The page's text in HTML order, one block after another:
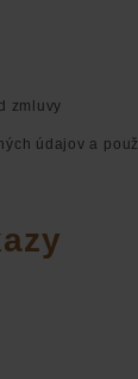
zmluvy
údajov a